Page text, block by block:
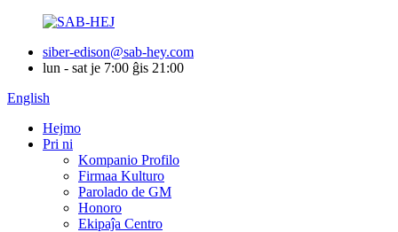
siber-edison@sab-hey.com
lun - sat je 7:00 ĝis 21:00
English
Hejmo
Pri ni
Kompanio Profilo
Firmaa Kulturo
Parolado de GM
Honoro
Ekipaĵa Centro